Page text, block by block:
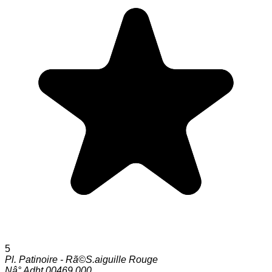
5
Pl. Patinoire - Rã©S.aiguille Rouge